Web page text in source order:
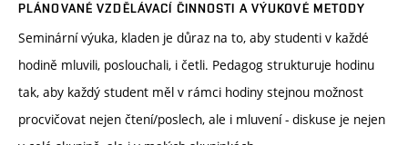
PLÁNOVANÉ VZDĚLÁVACÍ ČINNOSTI A VÝUKOVÉ METODY
Seminární výuka, kladen je důraz na to, aby studenti v každé
hodině mluvili, poslouchali, i četli. Pedagog strukturuje hodinu
tak, aby každý student měl v rámci hodiny stejnou možnost
procvičovat nejen čtení/poslech, ale i mluvení - diskuse je nejen